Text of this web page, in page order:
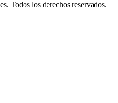
Todos los derechos reservados.